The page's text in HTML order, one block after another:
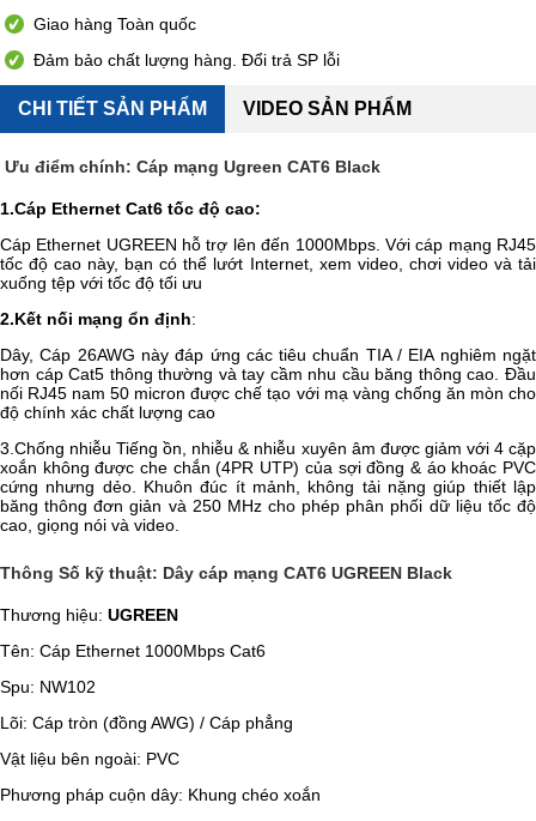
Giao hàng Toàn quốc
Đảm bảo chất lượng hàng. Đổi trả SP lỗi
CHI TIẾT SẢN PHẨM VIDEO SẢN PHẨM
Ưu điểm chính: Cáp mạng Ugreen CAT6 Black
1.Cáp Ethernet Cat6 tốc độ cao:
Cáp Ethernet UGREEN hỗ trợ lên đến 1000Mbps. Với cáp mạng RJ45
tốc độ cao này, bạn có thể lướt Internet, xem video, chơi video và tải
xuống tệp với tốc độ tối ưu
2.Kết nối mạng ổn định:
Dây, Cáp 26AWG này đáp ứng các tiêu chuẩn TIA / EIA nghiêm ngặt
hơn cáp Cat5 thông thường và tay cầm nhu cầu băng thông cao. Đầu
nối RJ45 nam 50 micron được chế tạo với mạ vàng chống ăn mòn cho
độ chính xác chất lượng cao
3.Chống nhiễu Tiếng ồn, nhiễu & nhiễu xuyên âm được giảm với 4 cặp
xoắn không được che chắn (4PR UTP) của sợi đồng & áo khoác PVC
cứng nhưng dẻo. Khuôn đúc ít mảnh, không tải nặng giúp thiết lập
băng thông đơn giản và 250 MHz cho phép phân phối dữ liệu tốc độ
cao, giọng nói và video.
Thông Số kỹ thuật: Dây cáp mạng CAT6 UGREEN Black
Thương hiệu: UGREEN
Tên: Cáp Ethernet 1000Mbps Cat6
Spu: NW102
Lõi: Cáp tròn (đồng AWG) / Cáp phẳng
Vật liệu bên ngoài: PVC
Phương pháp cuộn dây: Khung chéo xoắn